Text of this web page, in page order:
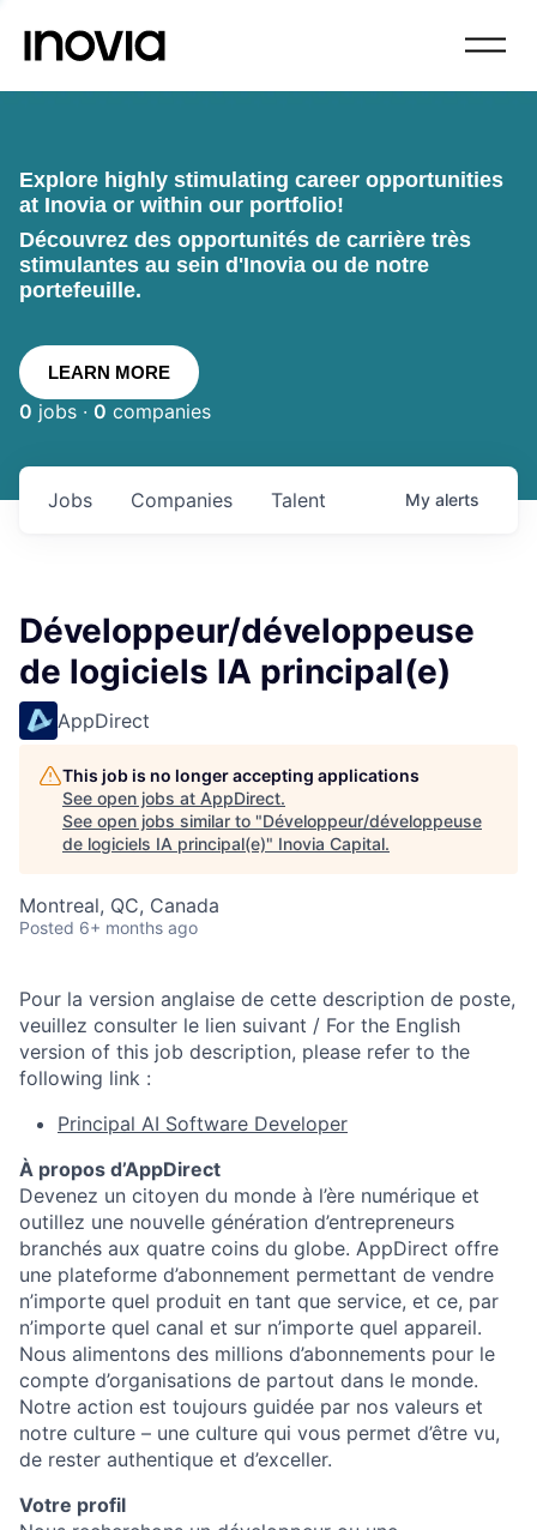
Explore highly stimulating career opportunities
at Inovia or within our portfolio!
Découvrez des opportunités de carrière très
stimulantes au sein d'Inovia ou de notre
portefeuille.
LEARN MORE
0 jobs · 0 companies
Jobs Companies Talent My alerts
Développeur/développeuse
de logiciels IA principal(e)
AppDirect
This job is no longer accepting applications
See open jobs at AppDirect.
See open jobs similar to "Développeur/développeuse
de logiciels IA principal(e)" Inovia Capital.
Montreal, QC, Canada
Posted 6+ months ago
Pour la version anglaise de cette description de poste,
veuillez consulter le lien suivant / For the English
version of this job description, please refer to the
following link :
Principal AI Software Developer
À propos d’AppDirect
Devenez un citoyen du monde à l’ère numérique et
outillez une nouvelle génération d’entrepreneurs
branchés aux quatre coins du globe. AppDirect offre
une plateforme d’abonnement permettant de vendre
n’importe quel produit en tant que service, et ce, par
n’importe quel canal et sur n’importe quel appareil.
Nous alimentons des millions d’abonnements pour le
compte d’organisations de partout dans le monde.
Notre action est toujours guidée par nos valeurs et
notre culture – une culture qui vous permet d’être vu,
de rester authentique et d’exceller.
Votre profil